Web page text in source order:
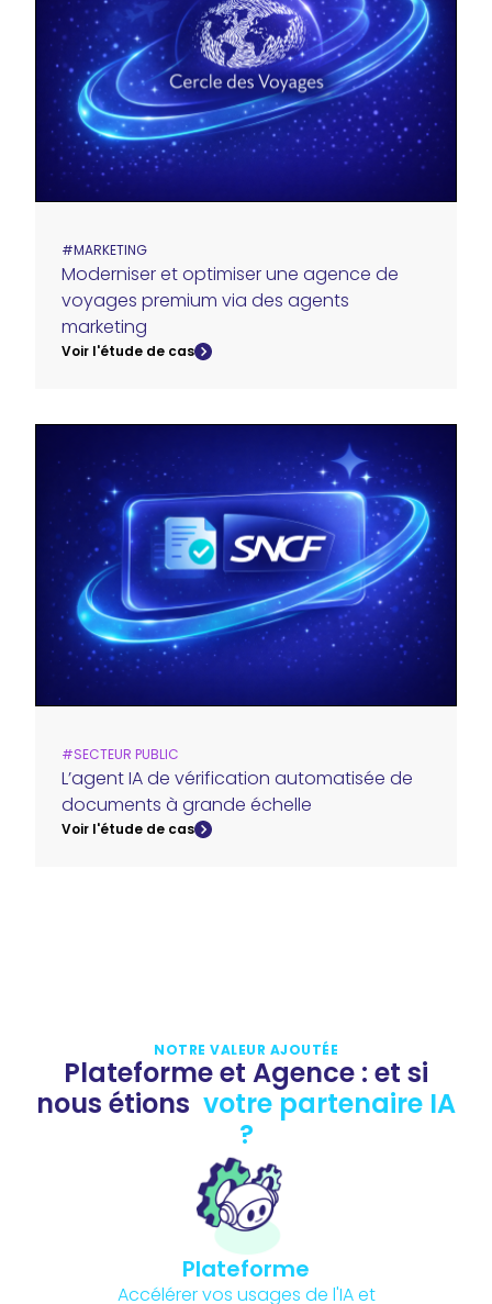
#MARKETING
Moderniser et optimiser une agence de
voyages premium via des agents
marketing
Voir l'étude de cas
#SECTEUR PUBLIC
L’agent IA de vérification automatisée de
documents à grande échelle
Voir l'étude de cas
NOTRE VALEUR AJOUTÉE
Plateforme et Agence : et si
nous étions votre partenaire IA
?
Plateforme
Accélérer vos usages de l'IA et